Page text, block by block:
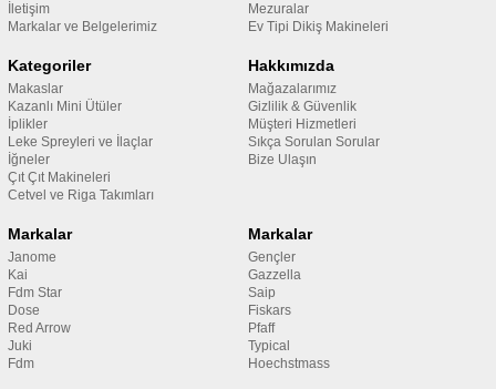
İletişim
Markalar ve Belgelerimiz
Mezuralar
Ev Tipi Dikiş Makineleri
Kategoriler
Makaslar
Kazanlı Mini Ütüler
İplikler
Leke Spreyleri ve İlaçlar
İğneler
Çıt Çıt Makineleri
Cetvel ve Riga Takımları
Hakkımızda
Mağazalarımız
Gizlilik & Güvenlik
Müşteri Hizmetleri
Sıkça Sorulan Sorular
Bize Ulaşın
Markalar
Janome
Kai
Fdm Star
Dose
Red Arrow
Juki
Fdm
Markalar
Gençler
Gazzella
Saip
Fiskars
Pfaff
Typical
Hoechstmass